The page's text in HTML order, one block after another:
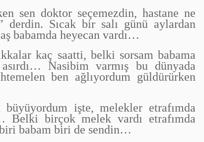
sen doktor seçemezdin, hastane ne
derdin. Sıcak bir salı günü aylardan
babamda heyecan vardı…
kaç saatti, belki sorsam babama
Nasibim varmış bu dünyada
ben ağlıyordum güldürürken
işte, melekler etrafımda
Belki birçok melek vardı etrafımda
babam biri de sendin…